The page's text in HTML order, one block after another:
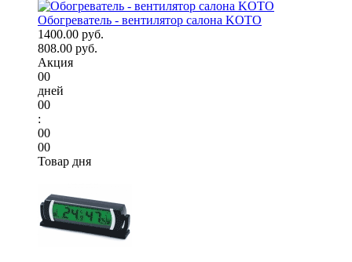
Обогреватель - вентилятор салона KOTO
1400.00 руб.
808.00 руб.
Акция
00
дней
00
:
00
00
Товар дня